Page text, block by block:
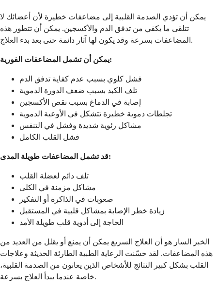
يمكن أن تؤدي الصدمة القلبية إلى مضاعفات خطيرة لأن أعضائك لا
تتلقى ما يكفي من تدفق الدم والأكسجين. يمكن أن تتطور هذه
المضاعفات بسرعة وقد يكون لها آثار دائمة حتى بعد بدء العلاج.
يمكن أن تشمل المضاعفات الفورية:
فشل كلوي بسبب عدم كفاية تدفق الدم
تلف الكبد بسبب ضعف الدورة الدموية
إصابة في الدماغ بسبب نقص الأكسجين
تجلطات دموية خطيرة تتشكل في الأوعية الدموية
مشاكل رئوية شديدة وفشل في التنفس
فشل القلب الكامل
قد تشمل المضاعفات طويلة المدى:
تلف دائم لعضلة القلب
مشاكل مزمنة في الكلى
صعوبات في الذاكرة أو التفكير
زيادة خطر الإصابة بمشاكل قلبية في المستقبل
الحاجة إلى أدوية قلب طويلة الأمد
الخبر السار هو أن العلاج السريع يمكن أن يمنع أو يقلل من العديد من
هذه المضاعفات. لقد حسّنت الرعاية الطبية الطارئة الحديثة وعلاجات
القلب بشكل كبير النتائج للأشخاص الذين يعانون من الصدمة القلبية،
خاصة عندما يبدأ العلاج بسرعة.